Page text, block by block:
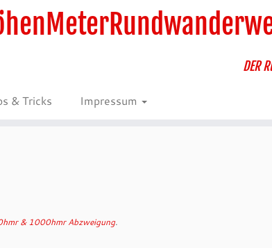
DER
& Tricks Impressum
& 1000hmr Abzweigung.